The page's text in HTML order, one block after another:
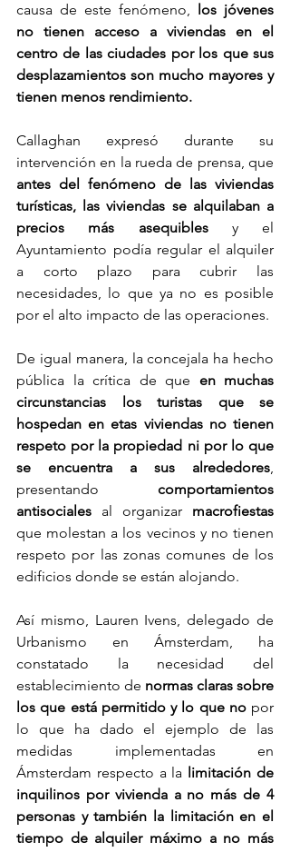
causa de este fenómeno,
los jóvenes
no tienen acceso a viviendas en el
centro de las ciudades por los que sus
desplazamientos son mucho mayores y
tienen menos rendimiento.
Callaghan expresó durante su
antes del fenómeno de las viviendas
turísticas, las viviendas se alquilaban a
precios más asequibles y el
Ayuntamiento podía regular el alquiler
a corto plazo para cubrir las
necesidades, lo que ya no es posible
por el alto impacto de las operaciones.
De igual manera, la concejala ha hecho
pública la crítica de que en muchas
circunstancias los turistas que se
hospedan en etas viviendas no tienen
respeto por la propiedad ni por lo que
se encuentra a sus alrededores,
presentando comportamientos
antisociales al organizar macrofiestas
que molestan a los vecinos y no tienen
respeto por las zonas comunes de los
edificios donde se están alojando.
Así mismo, Lauren Ivens, delegado de
Urbanismo en Ámsterdam, ha
constatado la necesidad del
establecimiento de normas claras sobre
los que está permitido y lo que no por
lo que ha dado el ejemplo de las
medidas implementadas en
Ámsterdam respecto a la limitación de
inquilinos por vivienda a no más de 4
personas y también la limitación en el
tiempo de alquiler máximo a no más